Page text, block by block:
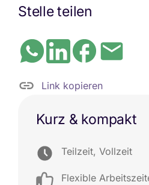
Kurz & kompakt
Teilzeit, Vollzeit
Flexible
Stelle teilen
Link kopieren